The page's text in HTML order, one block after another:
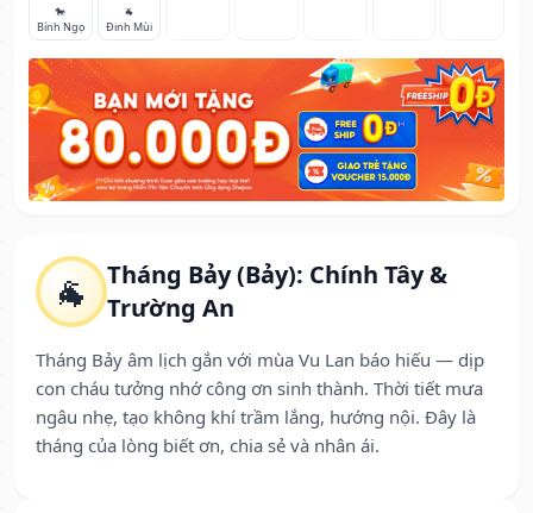
🐐
Tháng Bảy (Bảy): Chính Tây &
Trường An
Tháng Bảy âm lịch gắn với mùa Vu Lan báo hiếu — dịp
con cháu tưởng nhớ công ơn sinh thành. Thời tiết mưa
ngâu nhẹ, tạo không khí trầm lắng, hướng nội. Đây là
tháng của lòng biết ơn, chia sẻ và nhân ái.
🐎
Bính Ngọ
🐐
Đinh Mùi